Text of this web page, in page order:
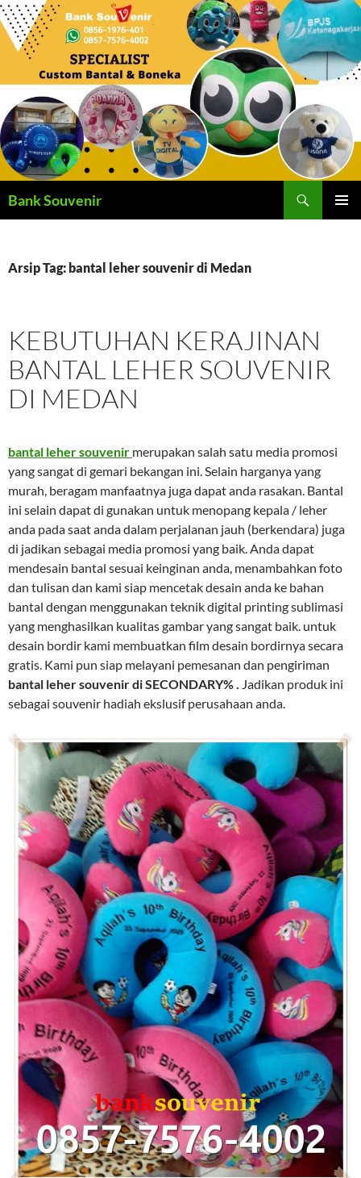
Langsung
ke
Bank Souvenir
Arsip Tag: bantal leher souvenir di Medan
KEBUTUHAN KERAJINAN
BANTAL LEHER SOUVENIR
DI MEDAN
bantal leher souvenir merupakan salah satu media promosi
yang sangat di gemari bekangan ini. Selain harganya yang
murah, beragam manfaatnya juga dapat anda rasakan. Bantal
ini selain dapat di gunakan untuk menopang kepala / leher
anda pada saat anda dalam perjalanan jauh (berkendara) juga
di jadikan sebagai media promosi yang baik. Anda dapat
mendesain bantal sesuai keinginan anda, menambahkan foto
dan tulisan dan kami siap mencetak desain anda ke bahan
bantal dengan menggunakan teknik digital printing sublimasi
yang menghasilkan kualitas gambar yang sangat baik. untuk
desain bordir kami membuatkan film desain bordirnya secara
gratis. Kami pun siap melayani pemesanan dan pengiriman
bantal leher souvenir di SECONDARY% . Jadikan produk ini
sebagai souvenir hadiah ekslusif perusahaan anda.